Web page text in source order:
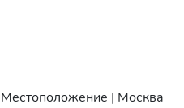
Местоположение | Москва